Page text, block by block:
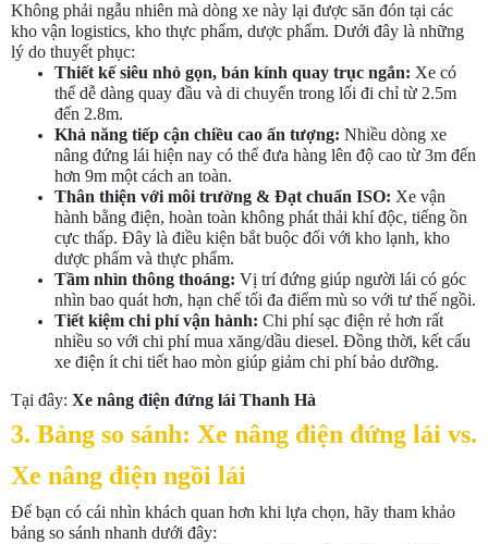
Không phải ngẫu nhiên mà dòng xe này lại được săn đón tại các
kho vận logistics, kho thực phẩm, dược phẩm. Dưới đây là những
lý do thuyết phục:
Thiết kế siêu nhỏ gọn, bán kính quay trục ngắn: Xe có
thể dễ dàng quay đầu và di chuyển trong lối đi chỉ từ 2.5m
đến 2.8m.
Khả năng tiếp cận chiều cao ấn tượng: Nhiều dòng xe
nâng đứng lái hiện nay có thể đưa hàng lên độ cao từ 3m đến
hơn 9m một cách an toàn.
Thân thiện với môi trường & Đạt chuẩn ISO: Xe vận
hành bằng điện, hoàn toàn không phát thải khí độc, tiếng ồn
cực thấp. Đây là điều kiện bắt buộc đối với kho lạnh, kho
dược phẩm và thực phẩm.
Tầm nhìn thông thoáng: Vị trí đứng giúp người lái có góc
nhìn bao quát hơn, hạn chế tối đa điểm mù so với tư thế ngồi.
Tiết kiệm chi phí vận hành: Chi phí sạc điện rẻ hơn rất
nhiều so với chi phí mua xăng/dầu diesel. Đồng thời, kết cấu
xe điện ít chi tiết hao mòn giúp giảm chi phí bảo dưỡng.
Tại đây: Xe nâng điện đứng lái Thanh Hà
3. Bảng so sánh: Xe nâng điện đứng lái vs.
Xe nâng điện ngồi lái
Để bạn có cái nhìn khách quan hơn khi lựa chọn, hãy tham khảo
bảng so sánh nhanh dưới đây: